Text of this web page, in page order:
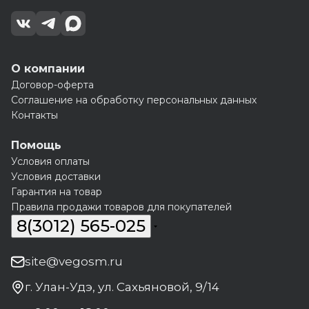
О компании
Договор-оферта
Соглашение на обработку персональных данных
Контакты
Помощь
Условия оплаты
Условия доставки
Гарантия на товар
Правила продажи товаров для покупателей
8(3012) 565-025
site@vegosm.ru
г. Улан-Удэ, ул. Сахьяновой, 9/14